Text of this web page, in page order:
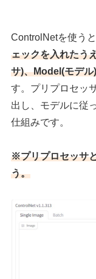
ControlNetを使う
ェックを入れたう
サ)、Model(モデ
す。プリプロセッ
出し、モデルに従
仕組みです。
※プリプロセッサ
う。